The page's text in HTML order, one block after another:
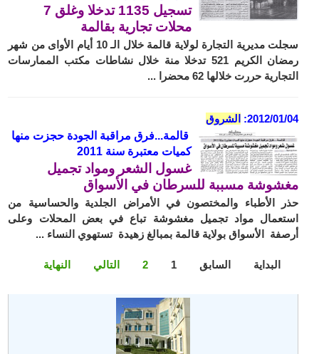
تسجيل 1135 تدخلا وغلق 7
محلات تجارية بقالمة
سجلت مديرية التجارة لولاية قالمة خلال الـ 10 أيام الأواى من شهر
رمضان الكريم 521 تدخلا منة خلال نشاطات مكتب الممارسات
التجارية حررت خلالها 62 محضرا ...
2012/01/04:
الشروق
قالمة...فرق مراقبة الجودة حجزت منها
كميات معتبرة سنة 2011
غسول الشعر ومواد تجميل
مغشوشة مسببة للسرطان في الأسواق
حذر الأطباء والمختصون في الأمراض الجلدية والحساسية من
استعمال مواد تجميل مغشوشة تباع في بعض المحلات وعلى
أرصفة الأسواق بولاية قالمة بمبالغ زهيدة تستهوي النساء ...
البداية السابق 1
2 التالي النهاية